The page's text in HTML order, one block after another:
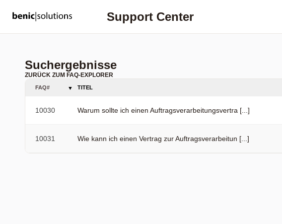
Support Center
Suchergebnisse
ZURÜCK ZUM FAQ-EXPLORER
FAQ# TITEL
10030 Warum sollte ich einen Auftragsverarbeitungsvertra [...]
10031 Wie kann ich einen Vertrag zur Auftragsverarbeitun [...]